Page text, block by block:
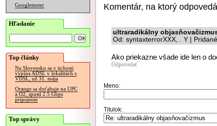
Googlemeter
Hľadanie
Top články
Na Slovensku sa v tichosti
vypína ADSL v lokalitách s
VDSL, už 31. mája
Orange sa doťahuje na UPC
a O2, spustí 2.5 Gbps
pripojenie
Top správy
Komentár, na ktorý
ultraradikálny
Od: syntaxterrorXXX, . Y |
Ako priekazne všade ide len o
Odpovedať
Meno:
Titulok: